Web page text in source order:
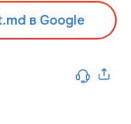
в Google